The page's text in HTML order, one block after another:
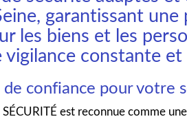
garantissant
les biens et les
vigilance constante
confiance pour votre
est reconnue comme une